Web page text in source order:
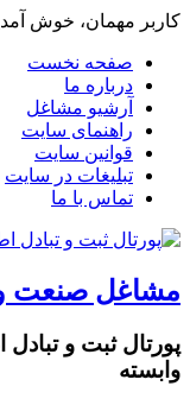
کاربر مهمان، خوش
صفحه نخست
درباره ما
آرشیو مشاغل
راهنمای سایت
قوانین سایت
تبلیغات در سایت
تماس با ما
مشاغل صنعت و
پورتال ثبت و
وابسته